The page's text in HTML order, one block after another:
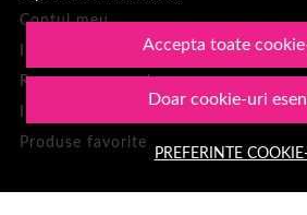
Accepta toate
Doar cookie-uri
PREFERINTE
Contul meu
Recuperare parola
Produse favorite